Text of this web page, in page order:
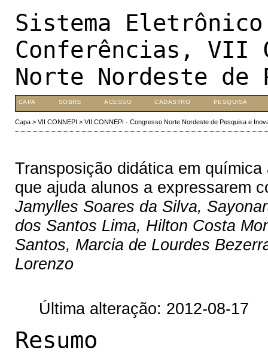
Sistema
Conferências, VII
Norte Nordeste de
CAPA SOBRE ACESSO CADASTRO PESQUISA
Capa> VII CONNEPI > VII CONNEPI - Congresso Norte Nordeste de Pesquisa e
Transposição didática em
que ajuda alunos a expressarem
Jamylles Soares da Silva,
dos Santos Lima, Hilton Costa
Santos, Marcia de Lourdes
Lorenzo
Última alteração: 2012-08-17
Resumo